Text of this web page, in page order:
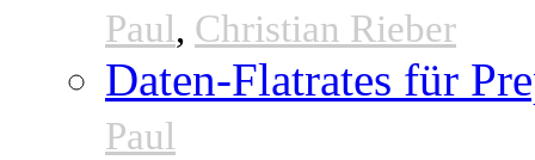
Paul, Christian Rieber
Daten-Flatrates für
Paul